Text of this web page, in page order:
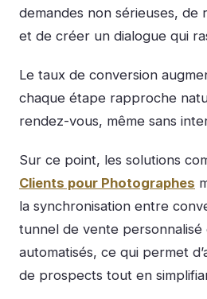
demandes non sérieuses, de
et de créer un dialogue qui
Le taux de conversion
chaque étape rapproche
rendez-vous, même sans
Sur ce point, les solutions
Clients pour Photographes
la synchronisation entre
tunnel de vente personnalisé
automatisés, ce qui permet
de prospects tout en